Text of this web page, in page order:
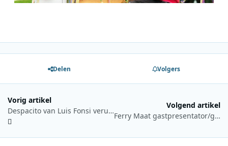
Delen Volgers
Vorig artikel
Despacito van Luis Fonsi veruit populairste zomerhit
Volgend artikel
Ferry Maat gastpresentator/gasthoofdredacteur in 'Bert op 5'